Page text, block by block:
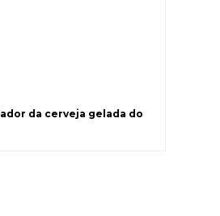
da cerveja gelada do